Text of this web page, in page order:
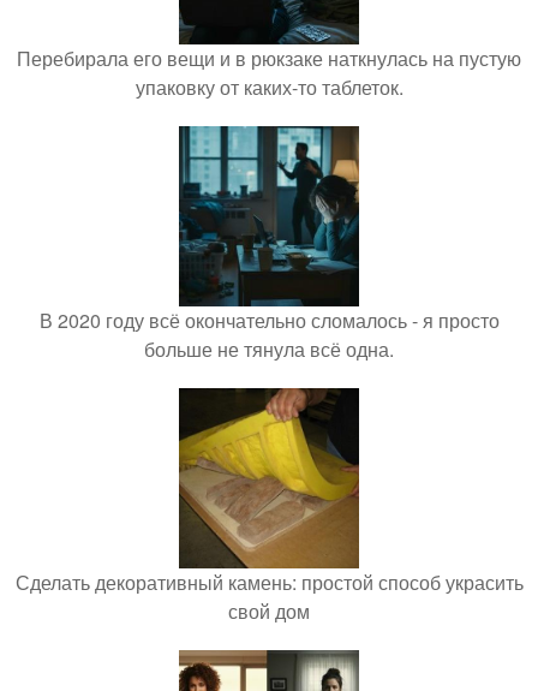
Перебирала его вещи и в рюкзаке наткнулась на пустую
упаковку от каких-то таблеток.
В 2020 году всё окончательно сломалось - я просто
больше не тянула всё одна.
Сделать декоративный камень: простой способ украсить
свой дом